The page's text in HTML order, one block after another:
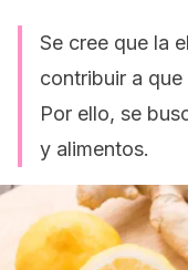
Se cree que la
contribuir a
Por ello, se
y alimentos.